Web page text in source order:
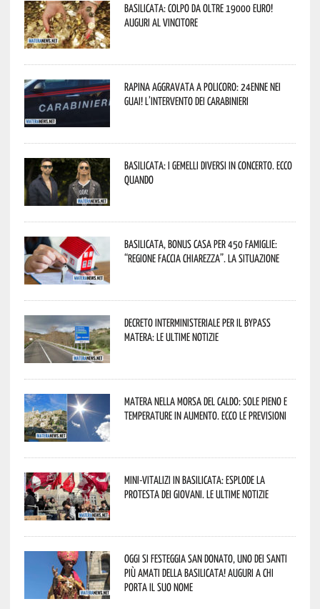
Basilicata: colpo da oltre 19000 Euro!
Auguri al vincitore
Rapina aggravata a Policoro: 24enne nei
guai! L’intervento dei Carabinieri
Basilicata: i Gemelli DiVersi in concerto. Ecco
quando
Basilicata, Bonus casa per 450 famiglie:
“Regione faccia chiarezza”. La situazione
Decreto interministeriale per il Bypass
Matera: le ultime notizie
Matera nella morsa del caldo: sole pieno e
temperature in aumento. Ecco le previsioni
Mini-vitalizi in Basilicata: esplode la
protesta dei giovani. Le ultime notizie
Oggi si festeggia San Donato, uno dei Santi
più amati della Basilicata! Auguri a chi
porta il suo nome